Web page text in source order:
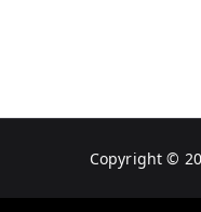
Copyright ©